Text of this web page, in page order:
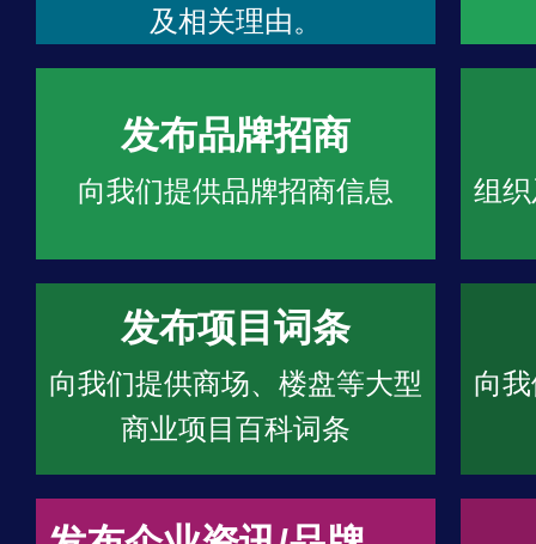
及相关理由。
发布品牌招商
向我们提供品牌招商信息 组
发布项目词条
向我们提供商场、楼盘等大型
商业项目百科词条
向